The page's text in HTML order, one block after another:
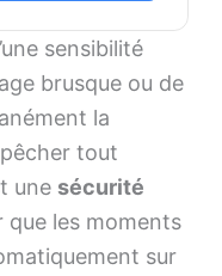
sensibilité
brusque ou de
la
tout
une sécurité
que les moments
sur